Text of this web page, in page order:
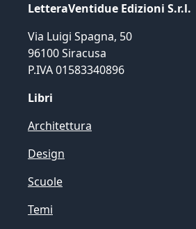
LetteraVentidue Edizioni S.r.l.
Via Luigi Spagna, 50
96100 Siracusa
P.IVA 01583340896
Libri
Architettura
Design
Scuole
Temi